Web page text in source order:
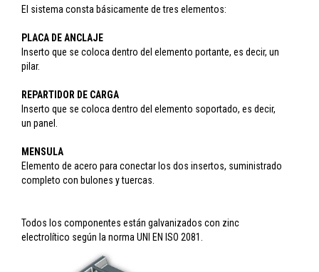
El sistema consta básicamente de tres elementos:
PLACA DE ANCLAJE
Inserto que se coloca dentro del elemento portante, es decir, un
pilar.
REPARTIDOR DE CARGA
Inserto que se coloca dentro del elemento soportado, es decir,
un panel.
MENSULA
Elemento de acero para conectar los dos insertos, suministrado
completo con bulones y tuercas.
Todos los componentes están galvanizados con zinc
electrolítico según la norma UNI EN ISO 2081.